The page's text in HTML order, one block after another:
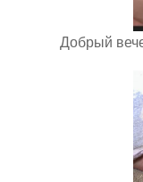
Добрый